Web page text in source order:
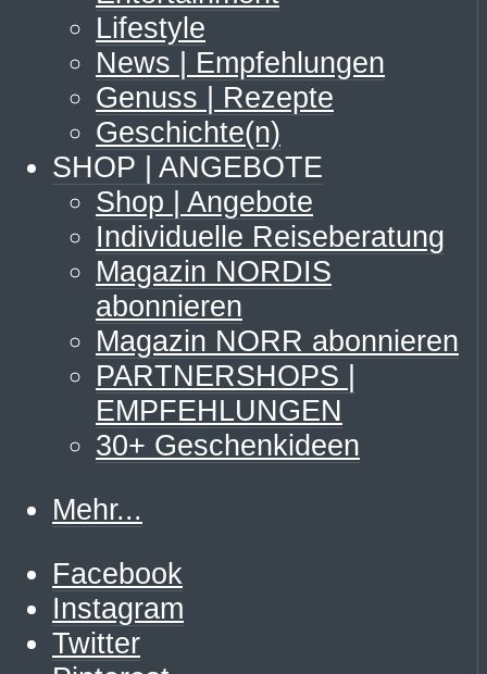
Lifestyle
News | Empfehlungen
Genuss | Rezepte
Geschichte(n)
SHOP | ANGEBOTE
Shop | Angebote
Individuelle Reiseberatung
Magazin NORDIS
abonnieren
Magazin NORR abonnieren
PARTNERSHOPS |
EMPFEHLUNGEN
30+ Geschenkideen
Mehr...
Facebook
Instagram
Twitter